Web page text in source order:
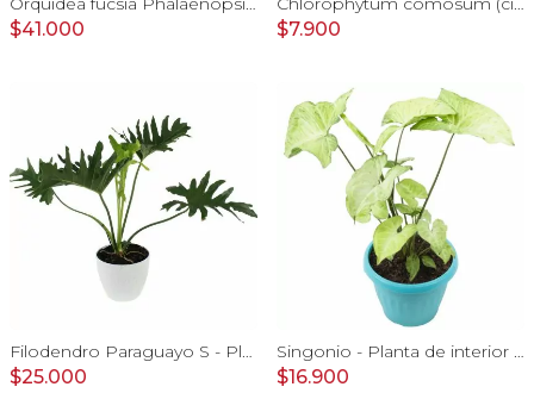
$41.000 $7.900
Filodendro Paraguayo S - Planta de interior en macetero
$25.000
Singonio - Planta de interior en macetero
$16.900